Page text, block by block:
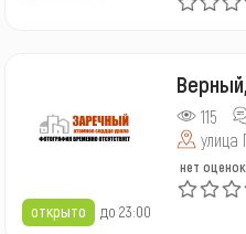
открыто до 23:00
115
улица
нет оценок